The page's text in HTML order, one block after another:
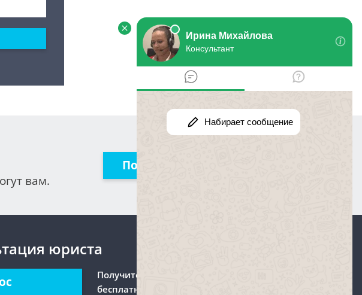
вам.
Получить консультацию
юриста
Получите консультацию
бесплатно